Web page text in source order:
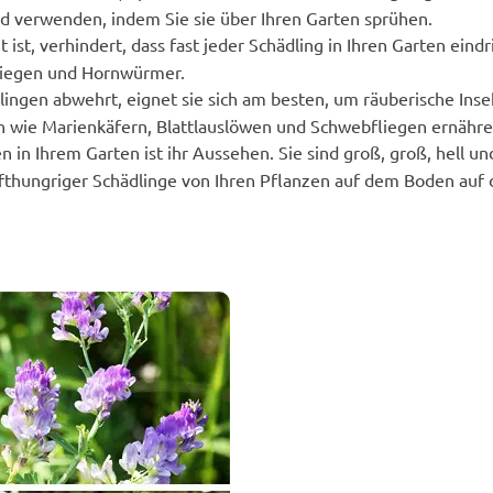
verwenden, indem Sie sie über Ihren Garten sprühen.
ist, verhindert, dass fast jeder Schädling in Ihren Garten
und Hornwürmer.
abwehrt, eignet sie sich am besten, um räuberische
wie Marienkäfern, Blattlauslöwen und Schwebfliegen
in Ihrem Garten ist ihr Aussehen. Sie sind groß, groß, hell
Schädlinge von Ihren Pflanzen auf dem Boden auf